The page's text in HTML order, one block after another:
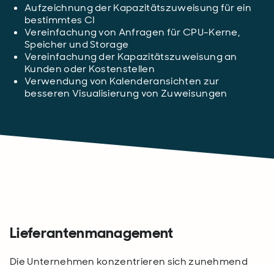
Aufzeichnung der Kapazitätszuweisung für ein
bestimmtes CI
Vereinfachung von Anfragen für CPU-Kerne,
Speicher und Storage
Vereinfachung der Kapazitätszuweisung an
Kunden oder Kostenstellen
Verwendung von Kalenderansichten zur
besseren Visualisierung von Zuweisungen
Lieferantenmanagement
Die Unternehmen konzentrieren sich zunehmend